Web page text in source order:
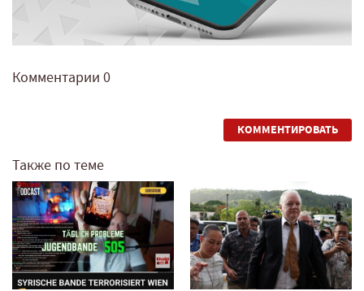
Комментарии 0
КОММЕНТИРОВАТЬ
Также по теме